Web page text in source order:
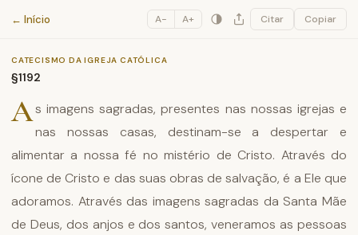
Catecismo da Igreja Católica
← Início A− A+ Citar Copiar
CATECISMO DA IGREJA CATÓLICA
§1192
As imagens sagradas, presentes nas nossas igrejas e
nas nossas casas, destinam-se a despertar e
alimentar a nossa fé no mistério de Cristo. Através do
ícone de Cristo e das suas obras de salvação, é a Ele que
adoramos. Através das imagens sagradas da Santa Mãe
de Deus, dos anjos e dos santos, veneramos as pessoas